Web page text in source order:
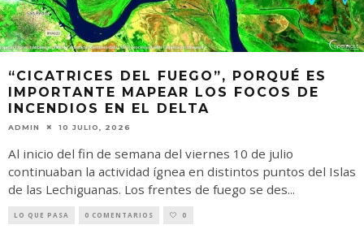
“CICATRICES DEL FUEGO”, PORQUÉ ES
IMPORTANTE MAPEAR LOS FOCOS DE
INCENDIOS EN EL DELTA
ADMIN 10 JULIO, 2026
Al inicio del fin de semana del viernes 10 de julio
continuaban la actividad ígnea en distintos puntos del Islas
de las Lechiguanas. Los frentes de fuego se des...
LO QUE PASA 0 COMENTARIOS 0